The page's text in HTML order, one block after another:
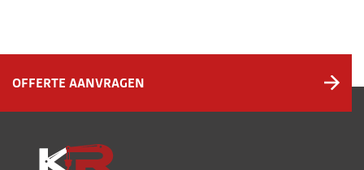
OFFERTE AANVRAGEN